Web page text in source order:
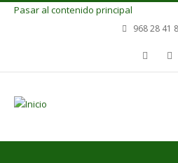
Pasar al contenido principal
968 28 41